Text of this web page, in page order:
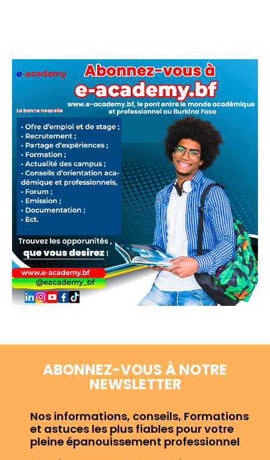
ABONNEZ-VOUS À NOTRE
NEWSLETTER
Nos informations, conseils, Formations
et astuces les plus fiables pour votre
pleine épanouissement professionnel